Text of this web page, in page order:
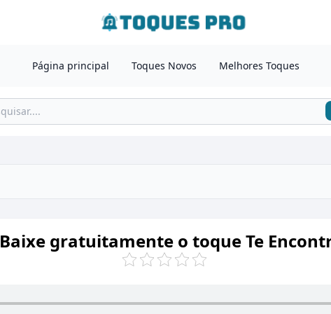
Página principal Toques Novos Melhores Toques
Baixe gratuitamente o toque Te